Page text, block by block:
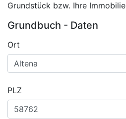
Grundstück bzw. Ihre Immobilie
Grundbuch - Daten
Ort
PLZ